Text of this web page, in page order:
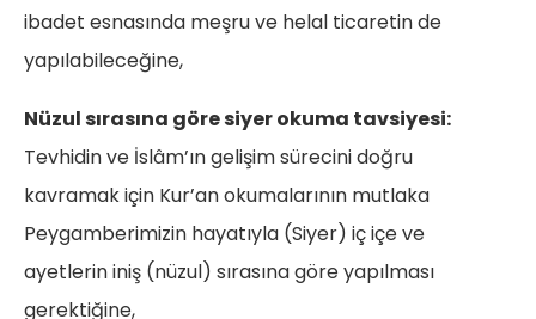
ibadet esnasında meşru ve helal ticaretin de
yapılabileceğine,
Nüzul sırasına göre siyer okuma tavsiyesi:
Tevhidin ve İslâm’ın gelişim sürecini doğru
kavramak için Kur’an okumalarının mutlaka
Peygamberimizin hayatıyla (Siyer) iç içe ve
ayetlerin iniş (nüzul) sırasına göre yapılması
gerektiğine,